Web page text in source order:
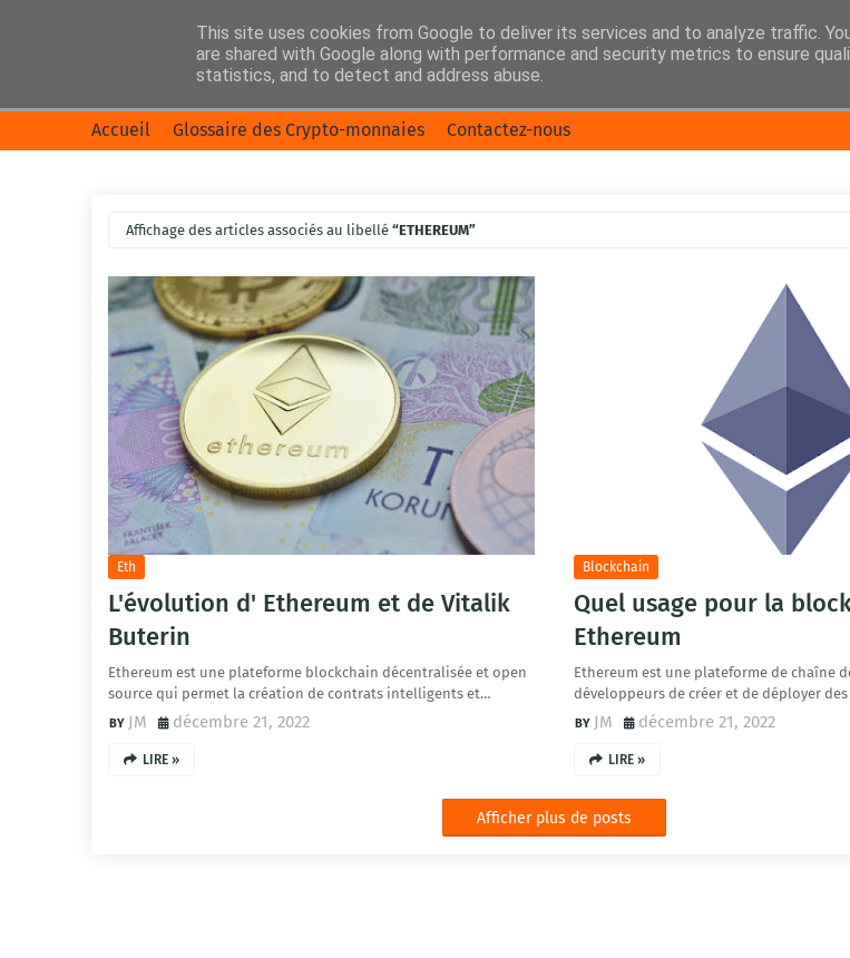
Accueil Glossaire des Crypto-monnaies Contactez-nous
Affichage des articles associés au libellé ETHEREUM
Eth
L'évolution d' Ethereum et de Vitalik
Buterin
Ethereum est une plateforme blockchain décentralisée et open
source qui permet la création de contrats intelligents et…
JM décembre 21, 2022
LIRE »
Blockchain
Quel usage pour la
Ethereum
Ethereum est une plateforme de chaîne
développeurs de créer et de déployer
JM décembre 21, 2022
LIRE »
Afficher plus de posts
This site uses cookies from Google to deliver its services and to analyze traffic.
are shared with Google along with performance and security metrics to ensure
statistics, and to detect and address abuse.